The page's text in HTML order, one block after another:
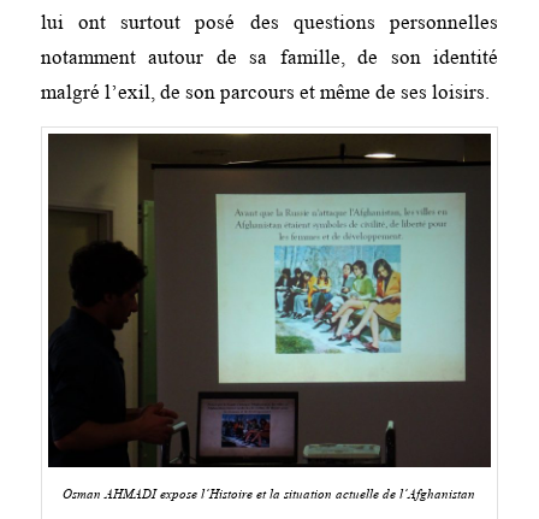
lui ont surtout posé des questions personnelles
notamment autour de sa famille, de son identité
malgré l’exil, de son parcours et même de ses loisirs.
Osman AHMADI expose l’Histoire et la situation actuelle de l’Afghanistan